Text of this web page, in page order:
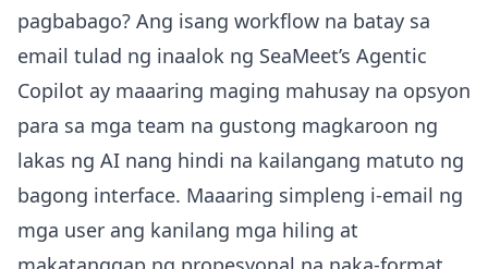
pagbabago? Ang isang workflow na batay sa
email tulad ng inaalok ng SeaMeet’s Agentic
Copilot ay maaaring maging mahusay na opsyon
para sa mga team na gustong magkaroon ng
lakas ng AI nang hindi na kailangang matuto ng
bagong interface. Maaaring simpleng i-email ng
mga user ang kanilang mga hiling at